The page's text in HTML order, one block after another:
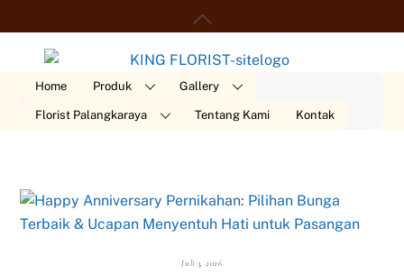
to
content
Home Produk Gallery
Florist Palangkaraya Tentang Kami Kontak
Juli 3, 2026
Back
To
Top